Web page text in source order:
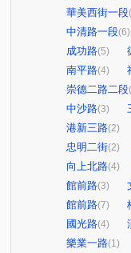
華美西街一段
中清路一段(6)
成功路(5)
南平路(4)
崇德二路二段
中沙路(3)
港新三路(2)
忠明二街(2)
向上北路(4)
館前路(3)
館前路(7)
國光路(4)
樂業一路(1)